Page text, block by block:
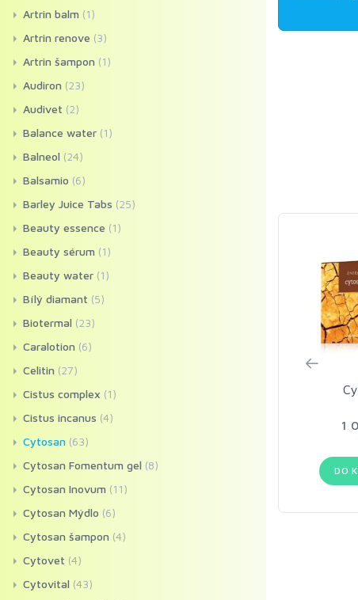
1
DO
Artrin balm (1)
Artrin renove (3)
Artrin šampon (1)
Audiron (23)
Audivet (2)
Balance water (1)
Balneol (24)
Balsamio (6)
Barley Juice Tabs (25)
Beauty essence (1)
Beauty sérum (1)
Beauty water (1)
Bílý diamant (5)
Biotermal (23)
Caralotion (6)
Celitin (27)
Cistus complex (1)
Cistus incanus (4)
Cytosan (63)
Cytosan Fomentum gel (8)
Cytosan Inovum (11)
Cytosan Mýdlo (6)
Cytosan šampon (4)
Cytovet (4)
Cytovital (43)